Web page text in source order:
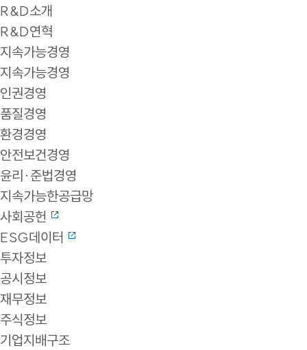
R&D소개
R&D연혁
지속가능경영
지속가능경영
인권경영
품질경영
환경경영
안전보건경영
윤리·준법경영
지속가능한공급망
사회공헌
ESG데이터
투자정보
공시정보
재무정보
주식정보
기업지배구조